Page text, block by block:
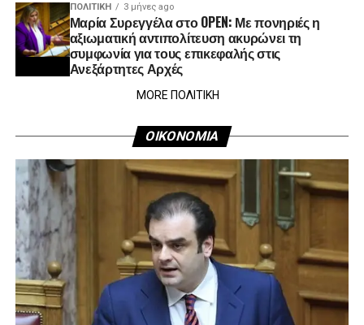
ΠΟΛΙΤΙΚΉ 3 μήνες ago
Μαρία Συρεγγέλα στο OPEN: Με πονηριές η
αξιωματική αντιπολίτευση ακυρώνει τη
συμφωνία για τους επικεφαλής στις
Ανεξάρτητες Αρχές
MORE ΠΟΛΙΤΙΚΗ
ΟΙΚΟΝΟΜΙΑ